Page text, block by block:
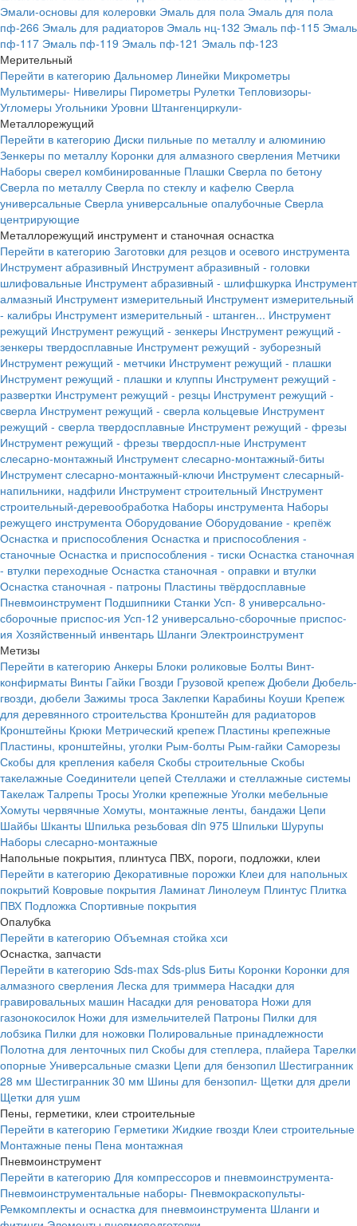
Эмали-основы для колеровки Эмаль для пола Эмаль для пола
пф-266 Эмаль для радиаторов Эмаль нц-132 Эмаль пф-115 Эмаль
пф-117 Эмаль пф-119 Эмаль пф-121 Эмаль пф-123
Мерительный
Перейти в категорию Дальномер Линейки Микрометры
Мультимеры- Нивелиры Пирометры Рулетки Тепловизоры-
Угломеры Угольники Уровни Штангенциркули-
Металлорежущий
Перейти в категорию Диски пильные по металлу и алюминию
Зенкеры по металлу Коронки для алмазного сверления Метчики
Наборы сверел комбинированные Плашки Сверла по бетону
Сверла по металлу Сверла по стеклу и кафелю Сверла
универсальные Сверла универсальные опалубочные Сверла
центрирующие
Металлорежущий инструмент и станочная оснастка
Перейти в категорию Заготовки для резцов и осевого инструмента
Инструмент абразивный Инструмент абразивный - головки
шлифовальные Инструмент абразивный - шлифшкурка Инструмент
алмазный Инструмент измерительный Инструмент измерительный
- калибры Инструмент измерительный - штанген... Инструмент
режущий Инструмент режущий - зенкеры Инструмент режущий -
зенкеры твердосплавные Инструмент режущий - зуборезный
Инструмент режущий - метчики Инструмент режущий - плашки
Инструмент режущий - плашки и клуппы Инструмент режущий -
развертки Инструмент режущий - резцы Инструмент режущий -
сверла Инструмент режущий - сверла кольцевые Инструмент
режущий - сверла твердосплавные Инструмент режущий - фрезы
Инструмент режущий - фрезы твердоспл-ные Инструмент
слесарно-монтажный Инструмент слесарно-монтажный-биты
Инструмент слесарно-монтажный-ключи Инструмент слесарный-
напильники, надфили Инструмент строительный Инструмент
строительный-деревообработка Наборы инструмента Наборы
режущего инструмента Оборудование Оборудование - крепёж
Оснастка и приспособления Оснастка и приспособления -
станочные Оснастка и приспособления - тиски Оснастка станочная
- втулки переходные Оснастка станочная - оправки и втулки
Оснастка станочная - патроны Пластины твёрдосплавные
Пневмоинструмент Подшипники Станки Усп- 8 универсально-
сборочные приспос-ия Усп-12 универсально-сборочные приспос-
ия Хозяйственный инвентарь Шланги Электроинструмент
Метизы
Перейти в категорию Анкеры Блоки роликовые Болты Винт-
конфирматы Винты Гайки Гвозди Грузовой крепеж Дюбели Дюбель-
гвозди, дюбели Зажимы троса Заклепки Карабины Коуши Крепеж
для деревянного строительства Кронштейн для радиаторов
Кронштейны Крюки Метрический крепеж Пластины крепежные
Пластины, кронштейны, уголки Рым-болты Рым-гайки Саморезы
Скобы для крепления кабеля Скобы строительные Скобы
такелажные Соединители цепей Стеллажи и стеллажные системы
Такелаж Талрепы Тросы Уголки крепежные Уголки мебельные
Хомуты червячные Хомуты, монтажные ленты, бандажи Цепи
Шайбы Шканты Шпилька резьбовая din 975 Шпильки Шурупы
Наборы слесарно-монтажные
Напольные покрытия, плинтуса ПВХ, пороги, подложки, клеи
Перейти в категорию Декоративные порожки Клеи для напольных
покрытий Ковровые покрытия Ламинат Линолеум Плинтус Плитка
ПВХ Подложка Спортивные покрытия
Опалубка
Перейти в категорию Объемная стойка хси
Оснастка, запчасти
Перейти в категорию Sds-max Sds-plus Биты Коронки Коронки для
алмазного сверления Леска для триммера Насадки для
гравировальных машин Насадки для реноватора Ножи для
газонокосилок Ножи для измельчителей Патроны Пилки для
лобзика Пилки для ножовки Полировальные принадлежности
Полотна для ленточных пил Скобы для степлера, плайера Тарелки
опорные Универсальные смазки Цепи для бензопил Шестигранник
28 мм Шестигранник 30 мм Шины для бензопил- Щетки для дрели
Щетки для ушм
Пены, герметики, клеи строительные
Перейти в категорию Герметики Жидкие гвозди Клеи строительные
Монтажные пены Пена монтажная
Пневмоинструмент
Перейти в категорию Для компрессоров и пневмоинструмента-
Пневмоинструментальные наборы- Пневмокраскопульты-
Ремкомплекты и оснастка для пневмоинструмента Шланги и